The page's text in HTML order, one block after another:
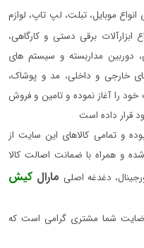
موبایل، تبلت، لپ تاپ، لوازم
ابزارآلات برقی دستی و کارگاهی،
دوربین مداربسته و سیستم های
خارجی و داخلی، مد و پوشاک،
را آغاز نموده و تامین و فروش
قرار داده است
و تمامی کالاهای این سایت از
و همراه با ضمانت اصالت کالا
دغدغه اصلی مارال کیش
شما مشتری گرامی است که